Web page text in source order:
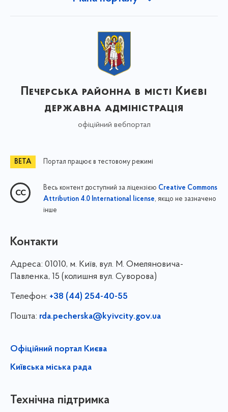
Печерська районна в місті Києві
державна адміністрація
офіційний вебпортал
Портал працює в тестовому режимі
Весь контент доступний за ліцензією Creative Commons
Attribution 4.0 International license, якщо не зазначено
інше
Контакти
Адреса: 01010, м. Київ, вул. М. Омеляновича-
Павленка, 15 (колишня вул. Суворова)
Телефон: +38 (44) 254-40-55
Пошта: rda.pecherska@kyivcity.gov.ua
Офіційний портал Києва
Київська міська рада
Технічна підтримка